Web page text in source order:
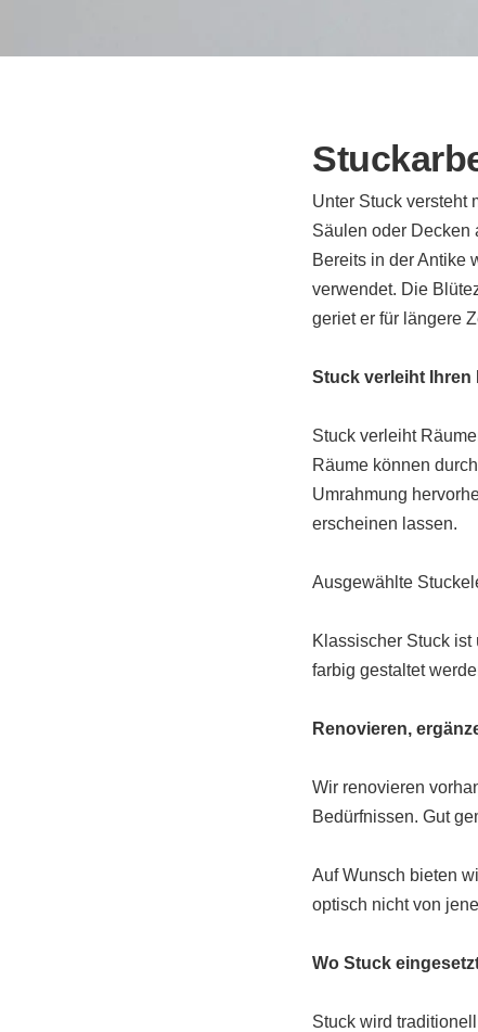
Unter Stuck versteht
Säulen oder Decken
Bereits in der Antike
verwendet. Die
geriet er für längere
Stuck verleiht Ihren
Stuck verleiht
Räume können
Umrahmung
erscheinen lassen.
Ausgewählte
Klassischer Stuck
farbig gestaltet
Renovieren,
Wir renovieren
Bedürfnissen. Gut
Auf Wunsch bieten
optisch nicht von
Wo Stuck
Stuck wird